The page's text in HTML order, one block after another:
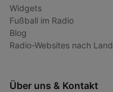
Widgets
Fußball im Radio
Blog
Radio-Websites nach Land
Über uns & Kontakt